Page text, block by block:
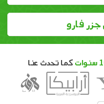
فارو
كما تحدث عنا